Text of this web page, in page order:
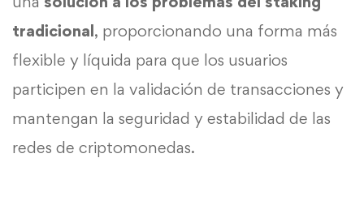
tradicional, proporcionando una forma más
flexible y líquida para que los usuarios
participen en la validación de transacciones y
mantengan la seguridad y estabilidad de las
redes de criptomonedas.